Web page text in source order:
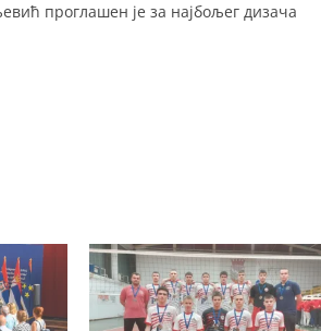
проглашен је за најбољег дизача